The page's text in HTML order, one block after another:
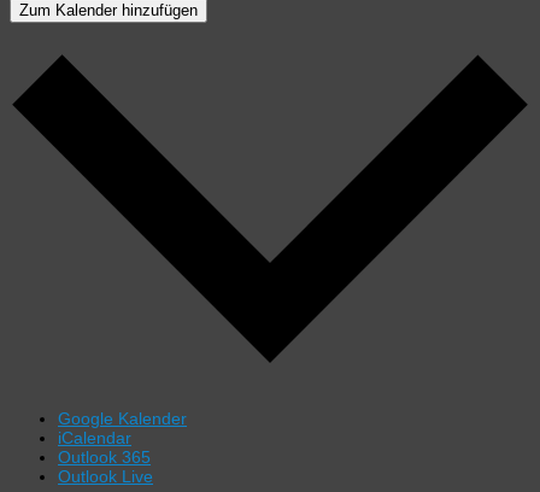
Zum Kalender hinzufügen
Google Kalender
iCalendar
Outlook 365
Outlook Live